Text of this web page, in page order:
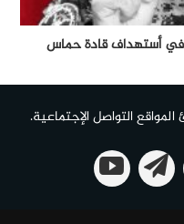
في أستهداف قادة حماس
التواصل الإجتماعية.